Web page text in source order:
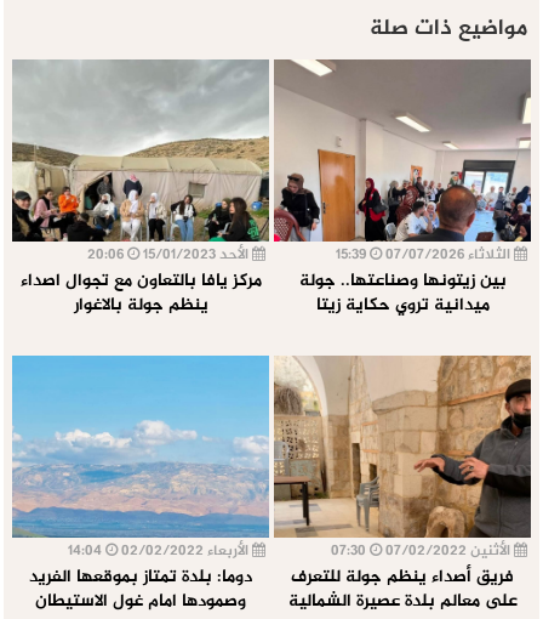
مواضيع ذات صلة
الثلاثاء 07/07/2026
بين زيتونها وصناعتها.. جولة
ميدانية تروي حكاية زيتا
الأحد 15/01/2023
مركز يافا بالتعاون مع تجوال اصداء
ينظم جولة بالاغوار
الأثنين 07/02/2022
فريق أصداء ينظم جولة للتعرف
على معالم بلدة عصيرة الشمالية
الأربعاء 02/02/2022
دوما: بلدة تمتاز بموقعها الفريد
وصمودها امام غول الاستيطان